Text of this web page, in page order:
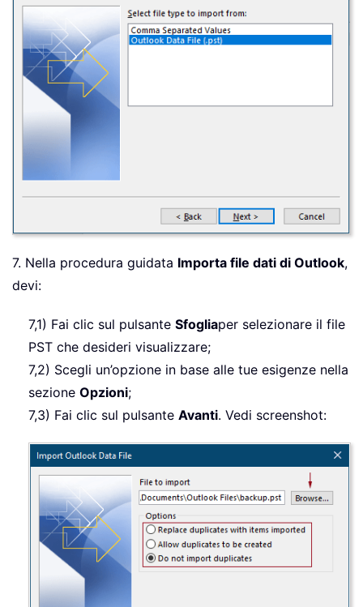
7. Nella procedura guidata Importa file dati di Outlook,
devi:
7,1) Fai clic sul pulsante Sfogliaper selezionare il file
PST che desideri visualizzare;
7,2) Scegli un’opzione in base alle tue esigenze nella
sezione Opzioni;
7,3) Fai clic sul pulsante Avanti. Vedi screenshot: